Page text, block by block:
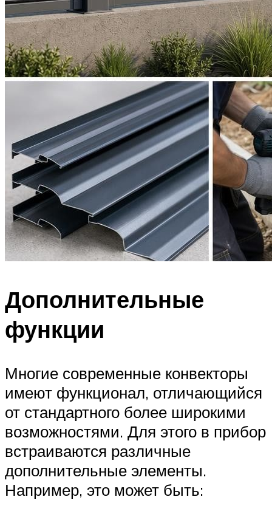
Дополнительные
функции
Многие современные конвекторы
имеют функционал, отличающийся
от стандартного более широкими
возможностями. Для этого в прибор
встраиваются различные
дополнительные элементы.
Например, это может быть: